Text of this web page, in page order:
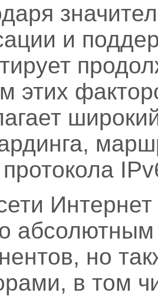
и
этих
протокола
но
в том